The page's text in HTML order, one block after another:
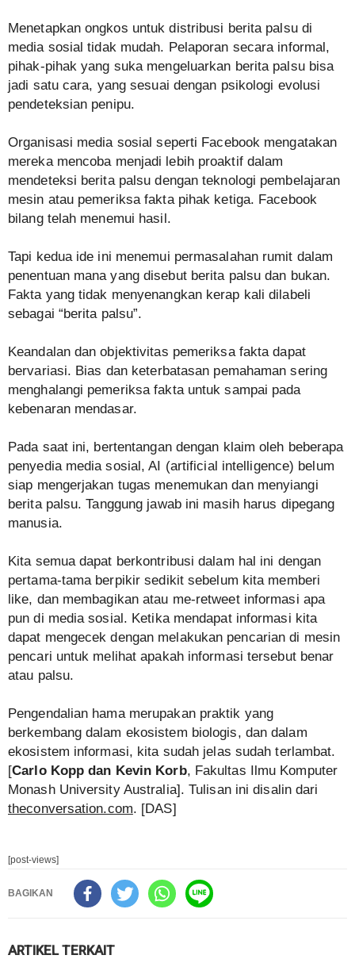
Menetapkan ongkos untuk distribusi berita palsu di
media sosial tidak mudah. Pelaporan secara informal,
pihak-pihak yang suka mengeluarkan berita palsu bisa
jadi satu cara, yang sesuai dengan psikologi evolusi
pendeteksian penipu.
Organisasi media sosial seperti Facebook mengatakan
mereka mencoba menjadi lebih proaktif dalam
mendeteksi berita palsu dengan teknologi pembelajaran
mesin atau pemeriksa fakta pihak ketiga. Facebook
bilang telah menemui hasil.
Tapi kedua ide ini menemui permasalahan rumit dalam
penentuan mana yang disebut berita palsu dan bukan.
Fakta yang tidak menyenangkan kerap kali dilabeli
sebagai “berita palsu”.
Keandalan dan objektivitas pemeriksa fakta dapat
bervariasi. Bias dan keterbatasan pemahaman sering
menghalangi pemeriksa fakta untuk sampai pada
kebenaran mendasar.
Pada saat ini, bertentangan dengan klaim oleh beberapa
penyedia media sosial, AI (artificial intelligence) belum
siap mengerjakan tugas menemukan dan menyiangi
berita palsu. Tanggung jawab ini masih harus dipegang
manusia.
Kita semua dapat berkontribusi dalam hal ini dengan
pertama-tama berpikir sedikit sebelum kita memberi
like, dan membagikan atau me-retweet informasi apa
pun di media sosial. Ketika mendapat informasi kita
dapat mengecek dengan melakukan pencarian di mesin
pencari untuk melihat apakah informasi tersebut benar
atau palsu.
Pengendalian hama merupakan praktik yang
berkembang dalam ekosistem biologis, dan dalam
ekosistem informasi, kita sudah jelas sudah terlambat.
[Carlo Kopp dan Kevin Korb, Fakultas Ilmu Komputer
Monash University Australia]. Tulisan ini disalin dari
theconversation.com. [DAS]
[post-views]
BAGIKAN
ARTIKEL TERKAIT